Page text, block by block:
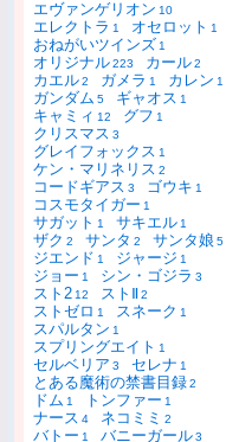
エヴァンゲリオン 10
エレクトラ 1 オセロット 1
おねがいツインズ 1
オリジナル223 カール2
カエル2 ガメラ 1 カレン 1
ガンダム 5 ギャオス 1
キャミィ 12 グフ 1
クリスマス 3
グレイフォックス 1
ケン・マリネリス 2
コードギアス 3 ゴウキ 1
コスモタイガー 1
サガット 1 サキエル 1
ザク 2 サンタ 2 サンタ娘 5
ジエンド 1 ジャージ 1
ジョー 1 シン・ゴジラ 3
スト2 12 ストⅡ2
ストゼロ 1 スネーク 1
スパルタン 1
スプリングエイト 1
セルベリア 3 セレナ 1
とある魔術の禁書目録2
ドム 1 トンファー 1
ナース 4 ネコミミ 2
バトー 1 バニーガール3